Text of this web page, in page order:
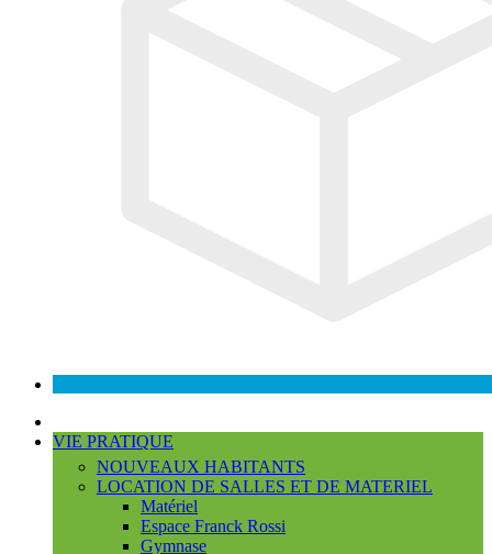
VIE PRATIQUE
NOUVEAUX HABITANTS
LOCATION DE SALLES ET DE MATERIEL
Matériel
Espace Franck Rossi
Gymnase